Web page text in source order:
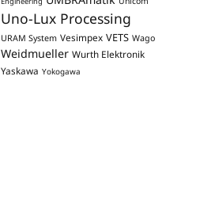
Uno-Lux Processing
URAM System Vesimpex VETS Wago
Weidmueller Wurth Elektronik
Yaskawa Yokogawa